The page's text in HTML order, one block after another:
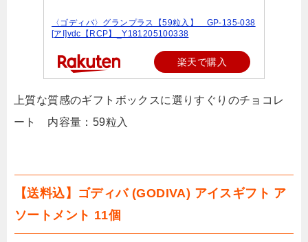
〈ゴディバ〉グランプラス【59粒入】 GP-135-038
[アI]vdc【RCP】_Y181205100338
楽天で購入
上質な質感のギフトボックスに選りすぐりのチョコレ
ート 内容量：59粒入
【送料込】ゴディバ (GODIVA) アイスギフト ア
ソートメント 11個